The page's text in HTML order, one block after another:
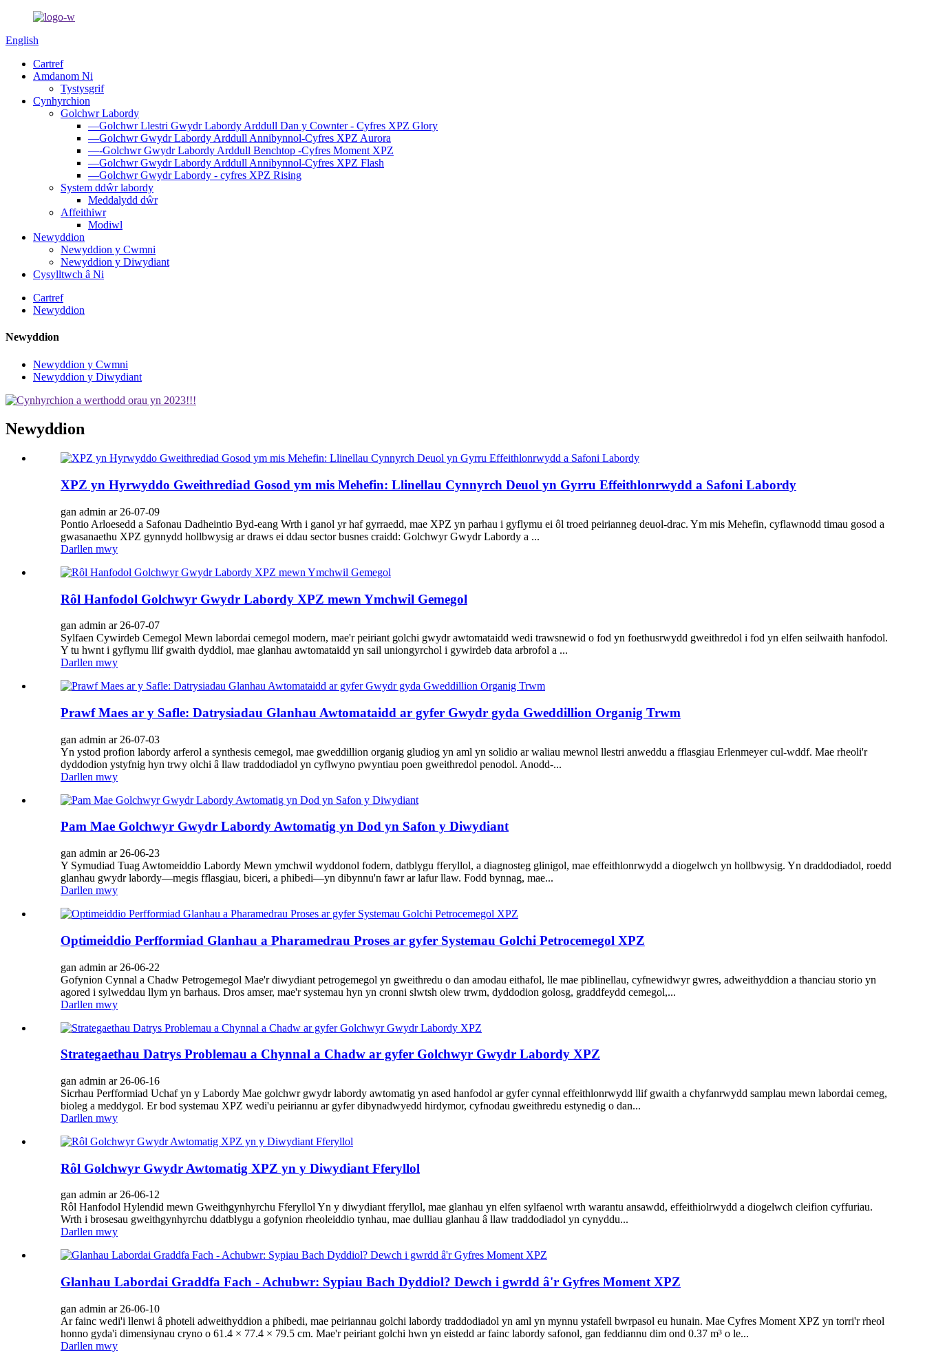
English
Cartref
Amdanom Ni
Tystysgrif
Cynhyrchion
Golchwr Labordy
—Golchwr Llestri Gwydr Labordy Arddull Dan y Cownter - Cyfres XPZ Glory
—Golchwr Gwydr Labordy Arddull Annibynnol-Cyfres XPZ Aurora
—-Golchwr Gwydr Labordy Arddull Benchtop -Cyfres Moment XPZ
—Golchwr Gwydr Labordy Arddull Annibynnol-Cyfres XPZ Flash
—Golchwr Gwydr Labordy - cyfres XPZ Rising
System ddŵr labordy
Meddalydd dŵr
Affeithiwr
Modiwl
Newyddion
Newyddion y Cwmni
Newyddion y Diwydiant
Cysylltwch â Ni
Cartref
Newyddion
Newyddion
Newyddion y Cwmni
Newyddion y Diwydiant
Newyddion
XPZ yn Hyrwyddo Gweithrediad Gosod ym mis Mehefin: Llinellau Cynnyrch Deuol yn Gyrru Effeithlonrwydd a Safoni Labordy
gan admin ar 26-07-09
Pontio Arloesedd a Safonau Dadheintio Byd-eang Wrth i ganol yr haf gyrraedd, mae XPZ yn parhau i gyflymu ei ôl troed peirianneg deuol-drac. Ym mis Mehefin, cyflawnodd timau gosod a
gwasanaethu XPZ gynnydd hollbwysig ar draws ei ddau sector busnes craidd: Golchwyr Gwydr Labordy a ...
Darllen mwy
Rôl Hanfodol Golchwyr Gwydr Labordy XPZ mewn Ymchwil Gemegol
gan admin ar 26-07-07
Sylfaen Cywirdeb Cemegol Mewn labordai cemegol modern, mae'r peiriant golchi gwydr awtomataidd wedi trawsnewid o fod yn foethusrwydd gweithredol i fod yn elfen seilwaith hanfodol.
Y tu hwnt i gyflymu llif gwaith dyddiol, mae glanhau awtomataidd yn sail uniongyrchol i gywirdeb data arbrofol a ...
Darllen mwy
Prawf Maes ar y Safle: Datrysiadau Glanhau Awtomataidd ar gyfer Gwydr gyda Gweddillion Organig Trwm
gan admin ar 26-07-03
Yn ystod profion labordy arferol a synthesis cemegol, mae gweddillion organig gludiog yn aml yn solidio ar waliau mewnol llestri anweddu a fflasgiau Erlenmeyer cul-wddf. Mae rheoli'r
dyddodion ystyfnig hyn trwy olchi â llaw traddodiadol yn cyflwyno pwyntiau poen gweithredol penodol. Anodd-...
Darllen mwy
Pam Mae Golchwyr Gwydr Labordy Awtomatig yn Dod yn Safon y Diwydiant
gan admin ar 26-06-23
Y Symudiad Tuag Awtomeiddio Labordy Mewn ymchwil wyddonol fodern, datblygu fferyllol, a diagnosteg glinigol, mae effeithlonrwydd a diogelwch yn hollbwysig. Yn draddodiadol, roedd
glanhau gwydr labordy—megis fflasgiau, biceri, a phibedi—yn dibynnu'n fawr ar lafur llaw. Fodd bynnag, mae...
Darllen mwy
Optimeiddio Perfformiad Glanhau a Pharamedrau Proses ar gyfer Systemau Golchi Petrocemegol XPZ
gan admin ar 26-06-22
Gofynion Cynnal a Chadw Petrogemegol Mae'r diwydiant petrogemegol yn gweithredu o dan amodau eithafol, lle mae piblinellau, cyfnewidwyr gwres, adweithyddion a thanciau storio yn
agored i sylweddau llym yn barhaus. Dros amser, mae'r systemau hyn yn cronni slwtsh olew trwm, dyddodion golosg, graddfeydd cemegol,...
Darllen mwy
Strategaethau Datrys Problemau a Chynnal a Chadw ar gyfer Golchwyr Gwydr Labordy XPZ
gan admin ar 26-06-16
Sicrhau Perfformiad Uchaf yn y Labordy Mae golchwr gwydr labordy awtomatig yn ased hanfodol ar gyfer cynnal effeithlonrwydd llif gwaith a chyfanrwydd samplau mewn labordai cemeg,
bioleg a meddygol. Er bod systemau XPZ wedi'u peiriannu ar gyfer dibynadwyedd hirdymor, cyfnodau gweithredu estynedig o dan...
Darllen mwy
Rôl Golchwyr Gwydr Awtomatig XPZ yn y Diwydiant Fferyllol
gan admin ar 26-06-12
Rôl Hanfodol Hylendid mewn Gweithgynhyrchu Fferyllol Yn y diwydiant fferyllol, mae glanhau yn elfen sylfaenol wrth warantu ansawdd, effeithiolrwydd a diogelwch cleifion cyffuriau.
Wrth i brosesau gweithgynhyrchu ddatblygu a gofynion rheoleiddio tynhau, mae dulliau glanhau â llaw traddodiadol yn cynyddu...
Darllen mwy
Glanhau Labordai Graddfa Fach - Achubwr: Sypiau Bach Dyddiol? Dewch i gwrdd â'r Gyfres Moment XPZ
gan admin ar 26-06-10
Ar fainc wedi'i llenwi â photeli adweithyddion a phibedi, mae peiriannau golchi labordy traddodiadol yn aml yn mynnu ystafell bwrpasol eu hunain. Mae Cyfres Moment XPZ yn torri'r rheol
honno gyda'i dimensiynau cryno o 61.4 × 77.4 × 79.5 cm. Mae'r peiriant golchi hwn yn eistedd ar fainc labordy safonol, gan feddiannu dim ond 0.37 m³ o le...
Darllen mwy